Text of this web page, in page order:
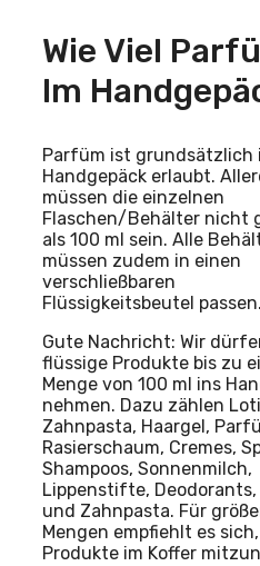
Wie Viel
Im
Parfüm ist grundsätzlich
Handgepäck erlaubt.
müssen die einzelnen
Flaschen/Behälter nicht
als 100 ml sein. Alle
müssen zudem in einen
verschließbaren
Flüssigkeitsbeutel passen.
Gute Nachricht: Wir
flüssige Produkte bis zu
Menge von 100 ml ins
nehmen. Dazu zählen
Zahnpasta, Haargel,
Rasierschaum, Cremes,
Shampoos, Sonnenmilch,
Lippenstifte, Deodorants,
und Zahnpasta. Für
Mengen empfiehlt es
Produkte im Koffer